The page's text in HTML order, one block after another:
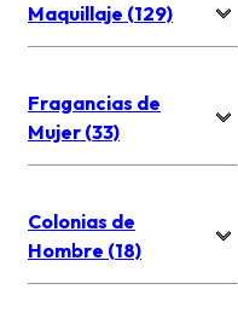
Maquillaje (129)
Fragancias de
Mujer (33)
Colonias de
Hombre (18)